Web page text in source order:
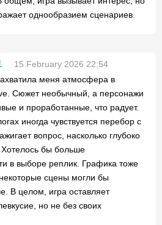
однообразием сценариев.
15 February 2026 22:54
меня атмосфера в
Сюжет необычный, а персонажи
и проработанные, что радует.
иногда чувствуется перебор с
вопрос, насколько глубоко
Хотелось бы больше
в выборе реплик. Графика тоже
сцены могли бы
В целом, игра оставляет
но не без своих